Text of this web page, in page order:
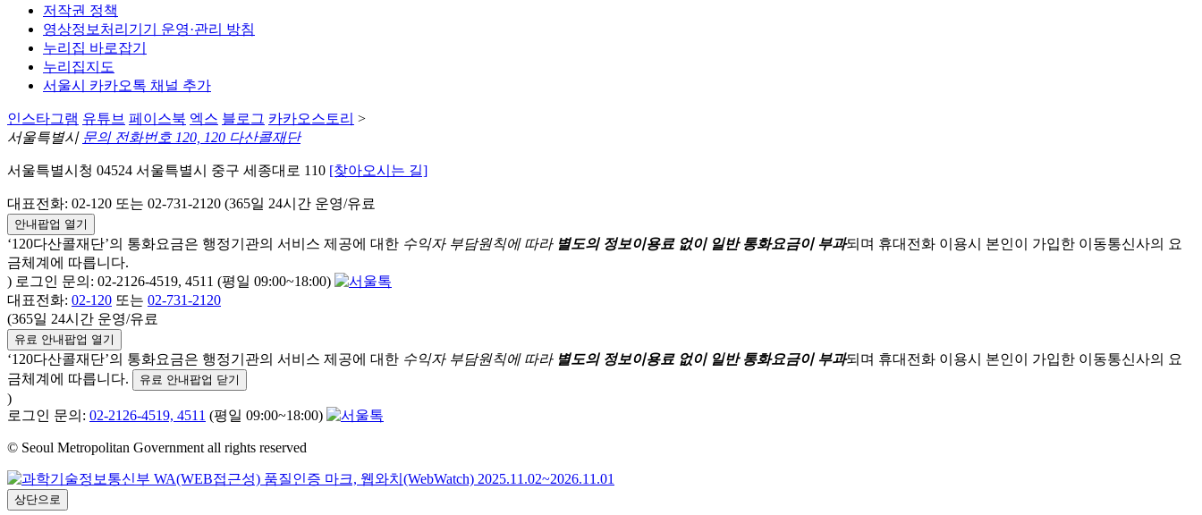
저작권 정책
영상정보처리기기 운영·관리 방침
누리집 바로잡기
누리집지도
서울시 카카오톡 채널 추가
인스타그램 유튜브 페이스북 엑스 블로그 카카오스토리 >
서울특별시 문의 전화번호 120, 120 다산콜재단
서울특별시청 04524 서울특별시 중구 세종대로 110 [찾아오시는 길]
대표전화: 02-120 또는 02-731-2120 (365일 24시간 운영/유료
안내팝업 열기
‘120다산콜재단’의 통화요금은 행정기관의 서비스 제공에 대한 수익자 부담원칙에 따라 별도의 정보이용료 없이 일반 통화요금이 부과되며 휴대전화 이용시 본인이 가입한 이동통신사의 요
금체계에 따릅니다.
) 로그인 문의: 02-2126-4519, 4511 (평일 09:00~18:00)
대표전화: 02-120 또는 02-731-2120
(365일 24시간 운영/유료
유료 안내팝업 열기
‘120다산콜재단’의 통화요금은 행정기관의 서비스 제공에 대한 수익자 부담원칙에 따라 별도의 정보이용료 없이 일반 통화요금이 부과되며 휴대전화 이용시 본인이 가입한 이동통신사의 요
금체계에 따릅니다.
유료 안내팝업 닫기
)
로그인 문의: 02-2126-4519, 4511 (평일 09:00~18:00)
© Seoul Metropolitan Government all rights reserved
상단으로